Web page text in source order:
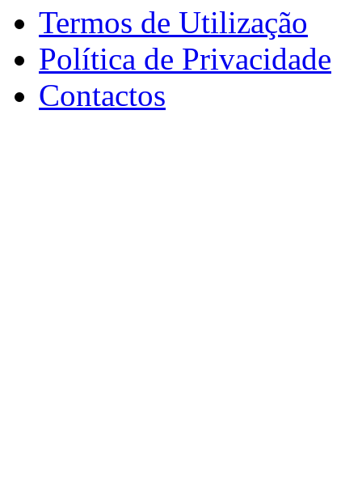
Termos de Utilização
Política de Privacidade
Contactos